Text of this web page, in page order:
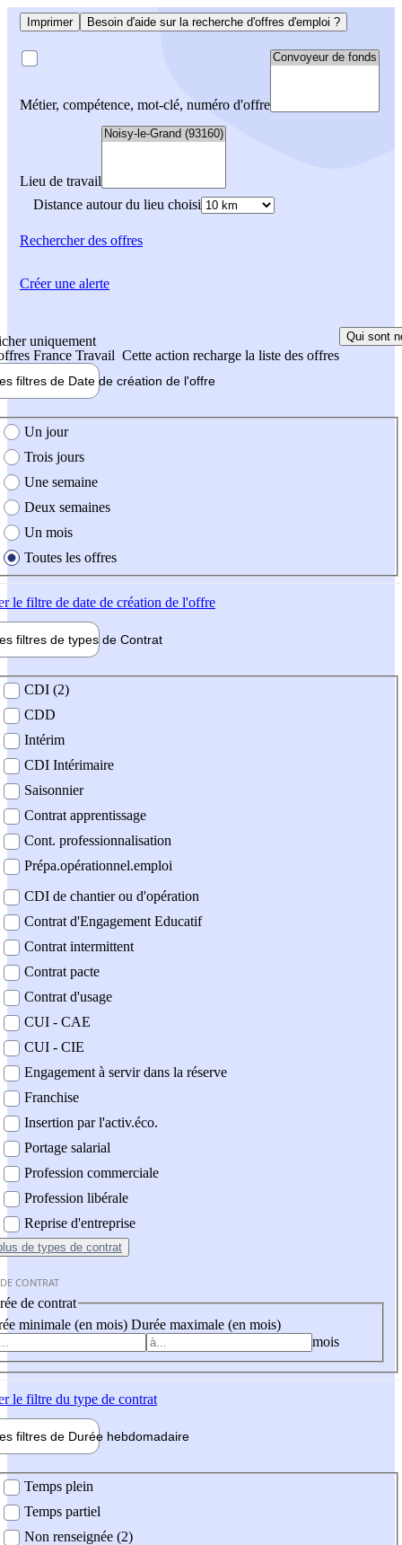
Imprimer Besoin d'aide sur la recherche d'offres d'emploi ?
Métier, compétence, mot-clé, numéro d'offre
Lieu de travail
Distance autour du lieu choisi
Rechercherdes offres
uniquement
France Travail Cette action recharge la liste des offres
Qui sont
filtres de Date de création de l'offre
création de l'offre
Un jour
Trois jours
Une semaine
Deux semaines
Un mois
Toutes les offres
le filtre de date de création de l'offre
filtres de types de Contrat
contrat
CDI (2)
CDD
Intérim
CDI Intérimaire
Saisonnier
Contrat apprentissage
Cont. professionnalisation
Prépa.opérationnel.emploi
CDI de chantier ou d'opération
Contrat d'Engagement Educatif
Contrat intermittent
Contrat pacte
Contrat d'usage
CUI - CAE
CUI - CIE
Engagement à servir dans la réserve
Franchise
Insertion par l'activ.éco.
Portage salarial
Profession commerciale
Profession libérale
Reprise d'entreprise
de types de contrat
CONTRAT
de contrat
minimale (en mois) Durée maximale (en mois)
mois
le filtre du type de contrat
filtres de Durée hebdomadaire
Temps plein
Temps partiel
Non renseignée (2)
Créer une alerte